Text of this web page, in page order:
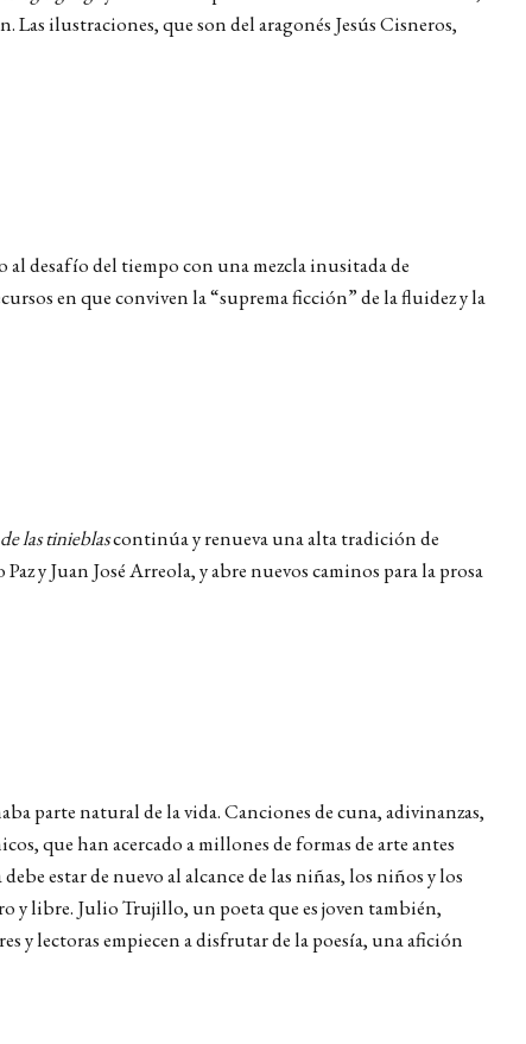
ilustraciones, que son del aragonés Jesús Cisneros,
al desafío del tiempo con una mezcla inusitada de
en que conviven la “suprema ficción” de la fluidez y la
las tinieblascontinúa y renueva una alta tradición de
y Juan José Arreola, y abre nuevos caminos para la prosa
parte natural de la vida. Canciones de cuna, adivinanzas,
que han acercado a millones de formas de arte antes
estar de nuevo al alcance de las niñas, los niños y los
y libre. Julio Trujillo, un poeta que es joven también,
y lectoras empiecen a disfrutar de la poesía, una afición